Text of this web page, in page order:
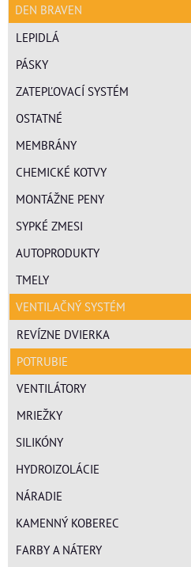
DEN BRAVEN
LEPIDLÁ
PÁSKY
ZATEPĽOVACÍ SYSTÉM
OSTATNÉ
MEMBRÁNY
CHEMICKÉ KOTVY
MONTÁŽNE PENY
SYPKÉ ZMESI
AUTOPRODUKTY
TMELY
VENTILAČNÝ SYSTÉM
REVÍZNE DVIERKA
POTRUBIE
VENTILÁTORY
MRIEŽKY
SILIKÓNY
HYDROIZOLÁCIE
NÁRADIE
KAMENNÝ KOBEREC
FARBY A NÁTERY